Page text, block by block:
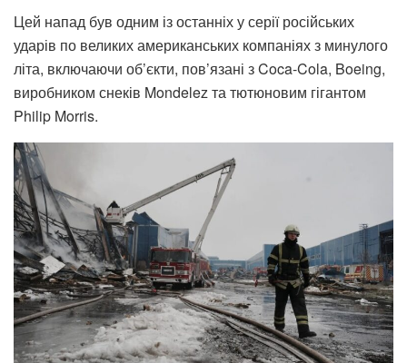
Цей напад був одним із останніх у серії російських
ударів по великих американських компаніях з минулого
літа, включаючи об’єкти, пов’язані з Coca-Cola, Boeing,
виробником снеків Mondelez та тютюновим гігантом
Philip Morris.